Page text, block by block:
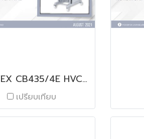
CORTEX CB435/4E HVC Horizontal Vertical Cutter
เปรียบเทียบ